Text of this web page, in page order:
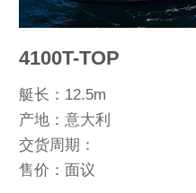
4100T-TOP
艇长：12.5m
产地：意大利
交货周期：
售价：面议